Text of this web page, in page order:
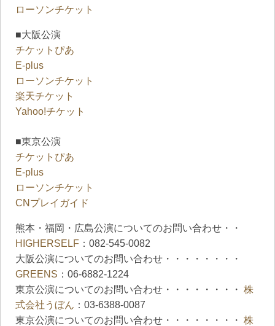
ローソンチケット
■大阪公演
チケットぴあ
E-plus
ローソンチケット
楽天チケット
Yahoo!チケット
■東京公演
チケットぴあ
E-plus
ローソンチケット
CNプレイガイド
熊本・福岡・広島公演についてのお問い合わせ・・
HIGHERSELF ：082-545-0082
大阪公演についてのお問い合わせ・・・・・・・・
GREENS ：06-6882-1224
東京公演についてのお問い合わせ・・・・・・・・ 株
式会社うぼん ：03-6388-0087
東京公演についてのお問い合わせ・・・・・・・・ 株